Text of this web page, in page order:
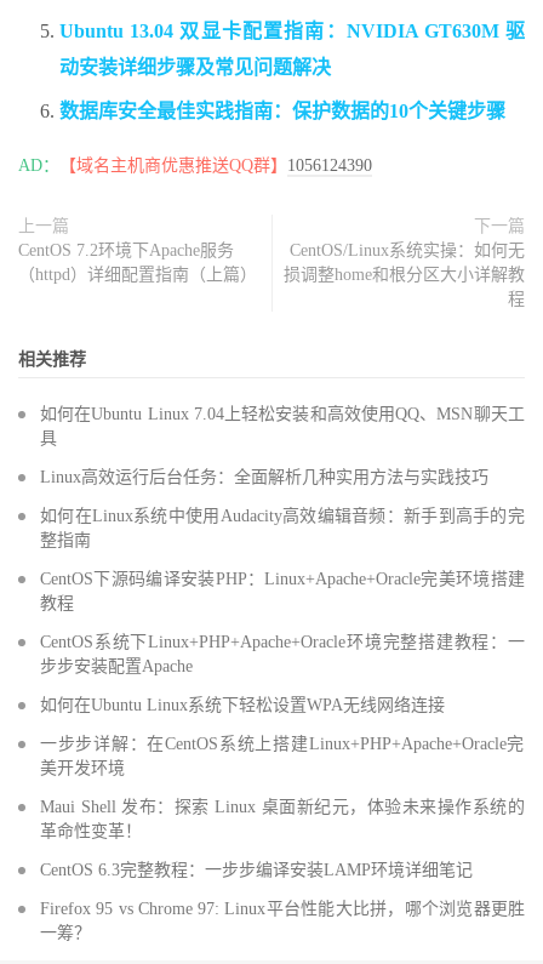
Ubuntu 13.04 双显卡配置指南：NVIDIA GT630M 驱
动安装详细步骤及常见问题解决
数据库安全最佳实践指南：保护数据的10个关键步骤
AD： 【域名主机商优惠推送QQ群】 1056124390
上一篇
CentOS 7.2环境下Apache服务
（httpd）详细配置指南（上篇）
下一篇
CentOS/Linux系统实操：如何无
损调整home和根分区大小详解教
程
相关推荐
如何在Ubuntu Linux 7.04上轻松安装和高效使用QQ、MSN聊天工
具
Linux高效运行后台任务：全面解析几种实用方法与实践技巧
如何在Linux系统中使用Audacity高效编辑音频：新手到高手的完
整指南
CentOS下源码编译安装PHP：Linux+Apache+Oracle完美环境搭建
教程
CentOS系统下Linux+PHP+Apache+Oracle环境完整搭建教程：一
步步安装配置Apache
如何在Ubuntu Linux系统下轻松设置WPA无线网络连接
一步步详解：在CentOS系统上搭建Linux+PHP+Apache+Oracle完
美开发环境
Maui Shell 发布：探索 Linux 桌面新纪元，体验未来操作系统的
革命性变革！
CentOS 6.3完整教程：一步步编译安装LAMP环境详细笔记
Firefox 95 vs Chrome 97: Linux平台性能大比拼，哪个浏览器更胜
一筹？